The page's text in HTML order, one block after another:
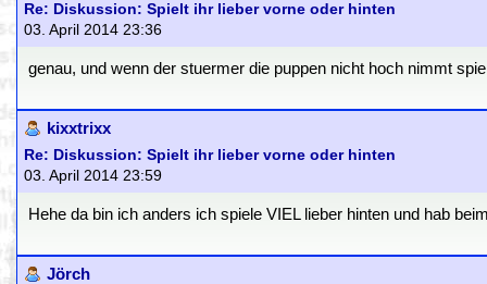
Re: Diskussion: Spielt ihr lieber vorne oder hinten
03. April 2014 23:36
genau, und wenn der stuermer die puppen nicht hoch nimmt
kixxtrixx
Re: Diskussion: Spielt ihr lieber vorne oder hinten
03. April 2014 23:59
Hehe da bin ich anders ich spiele VIEL lieber hinten und hab
Jörch